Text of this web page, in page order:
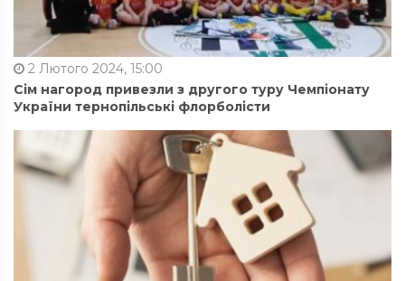
2 Лютого 2024, 15:00
Сім нагород привезли з другого туру Чемпіонату
України тернопільські флорболісти